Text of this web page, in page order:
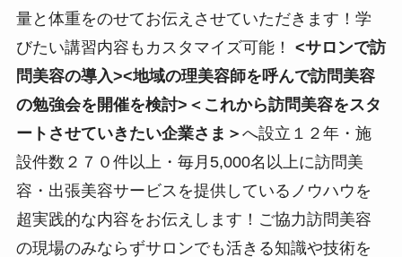
量と体重をのせてお伝えさせていただきます！学
びたい講習内容もカスタマイズ可能！
<サロンで訪
問美容の導入><地域の理美容師を呼んで訪問美容
の勉強会を開催を検討>＜これから訪問美容をスタ
ートさせていきたい企業さま＞へ設立１２年・施
設件数２７０件以上・毎月5,000名以上に訪問美
容・出張美容サービスを提供しているノウハウを
超実践的な内容をお伝えします！ご協力訪問美容
の現場のみならずサロンでも活きる知識や技術を